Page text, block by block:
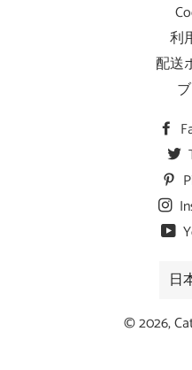
利
配送
言
語
日
© 2026,